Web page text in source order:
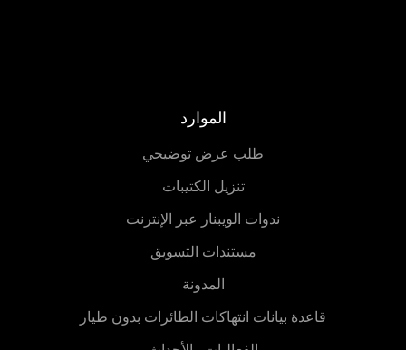
الموارد
طلب عرض توضيحي
تنزيل الكتيبات
ندوات الويبنار عبر الإنترنت
مستندات التسويق
المدونة
قاعدة بيانات انتهاكات الطائرات بدون طيار